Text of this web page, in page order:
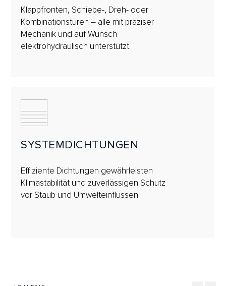
SYSTEMDICHTUNGEN
Effiziente Dichtungen gewährleisten
Klimastabilität und zuverlässigen Schutz
vor Staub und Umwelteinflüssen.
Klappfronten, Schiebe-, Dreh- oder
Kombinationstüren – alle mit präziser
Mechanik und auf Wunsch
elektrohydraulisch unterstützt.